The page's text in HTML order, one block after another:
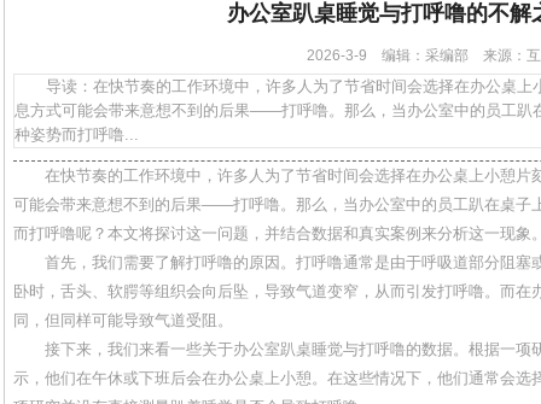
办公室趴桌睡觉与打呼噜的不解
2026-3-9 编辑：采编部 来源：
导读：在快节奏的工作环境中，许多人为了节省时间会选择在办公桌上
息方式可能会带来意想不到的后果——打呼噜。那么，当办公室中的员工趴
种姿势而打呼噜...
在快节奏的工作环境中，许多人为了节省时间会选择在办公桌上小憩片
可能会带来意想不到的后果——打呼噜。那么，当办公室中的员工趴在桌子
而打呼噜呢？本文将探讨这一问题，并结合数据和真实案例来分析这一现象
首先，我们需要了解打呼噜的原因。打呼噜通常是由于呼吸道部分阻塞
卧时，舌头、软腭等组织会向后坠，导致气道变窄，从而引发打呼噜。而在
同，但同样可能导致气道受阻。
接下来，我们来看一些关于办公室趴桌睡觉与打呼噜的数据。根据一项
示，他们在午休或下班后会在办公桌上小憩。在这些情况下，他们通常会选